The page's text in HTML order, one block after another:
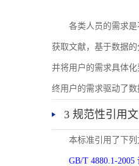
各类人员的需求
获取文献，基于数据
并将用户的需求具体
终用户的需求驱动了
3 规范性引用
本标准引用了下
GB/T 4880.1-